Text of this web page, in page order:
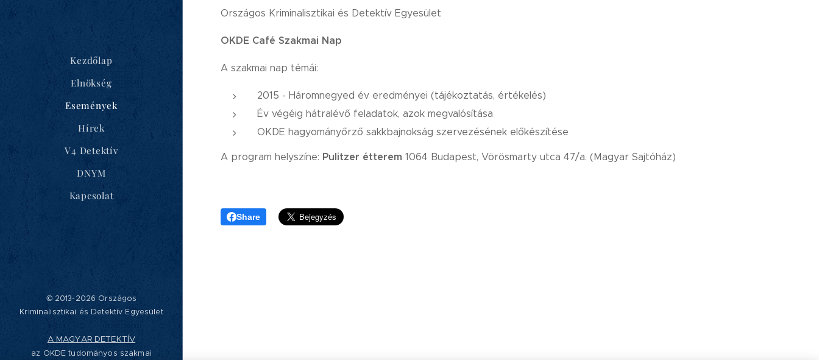
Kezdőlap
Elnökség
Események
Hírek
V4 Detektív
DNYM
Kapcsolat
Országos Kriminalisztikai és Detektív Egyesület
OKDE Café Szakmai Nap
A szakmai nap témái:
2015 - Háromnegyed év eredményei (tájékoztatás, értékelés)
Év végéig hátralévő feladatok, azok megvalósítása
OKDE hagyományőrző sakkbajnokság szervezésének előkészítése
A program helyszíne: Pulitzer étterem 1064 Budapest, Vörösmarty utca 47/a. (Magyar Sajtóház)
Share
© 2013-2026 Országos
Kriminalisztikai és Detektív Egyesület
A MAGYAR DETEKTÍV
az OKDE tudományos szakmai